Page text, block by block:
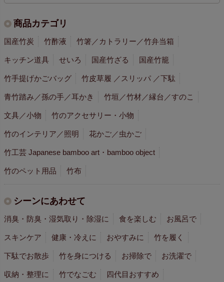
商品カテゴリ
国産竹炭 竹酢液 竹箸／カトラリー／竹弁当箱
キッチン道具 せいろ 国産竹ざる 国産竹籠
竹手提げかごバッグ 竹皮草履 ／スリッパ ／下駄
青竹踏み／孫の手／耳かき 竹垣／竹材／縁台／すのこ
文具／小物 竹のアクセサリー・小物
竹のインテリア／照明 花かご／虫かご
竹工芸 Japanese bamboo art・bamboo object
竹のペット用品 竹布
シーンにあわせて
消臭・防臭・湿気取り・除湿に 食を楽しむ お風呂で
スキンケア 健康・冷えに おやすみに 竹を履く
下駄でお散歩 竹を身につける お掃除で お洗濯で
収納・整理に 竹でなごむ 四代目おすすめ